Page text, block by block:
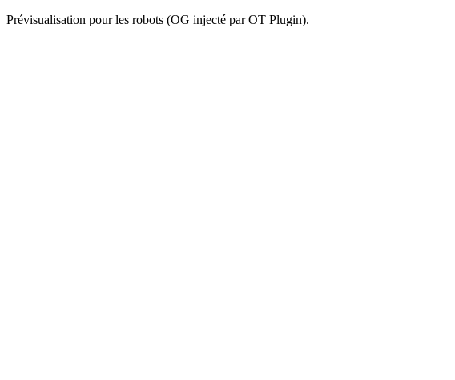
Prévisualisation pour les robots (OG injecté par OT Plugin).